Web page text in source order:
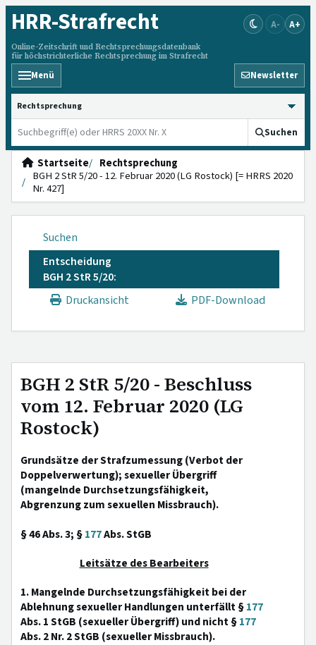
HRR-Strafrecht
Online-Zeitschrift und Rechtsprechungsdatenbank
für höchstrichterliche Rechtsprechung im Strafrecht
A- A+
Menü Newsletter
HRRS durchsuchen
Suchen
Startseite
Rechtsprechung
BGH 2 StR 5/20 - 12. Februar 2020 (LG Rostock) [= HRRS 2020
Nr. 427]
Suchen
Entscheidung
BGH 2 StR 5/20:
Druckansicht
PDF-Download
BGH 2 StR 5/20 - Beschluss
vom 12. Februar 2020 (LG
Rostock)
Grundsätze der Strafzumessung (Verbot der
Doppelverwertung); sexueller Übergriff
(mangelnde Durchsetzungsfähigkeit,
Abgrenzung zum sexuellen Missbrauch).
§ 46 Abs. 3; §177Abs. StGB
Leitsätze des Bearbeiters
1. Mangelnde Durchsetzungsfähigkeit bei der
Ablehnung sexueller Handlungen unterfällt §177
Abs. 1 StGB (sexueller Übergriff) und nicht §177
Abs. 2 Nr. 2 StGB (sexueller Missbrauch).